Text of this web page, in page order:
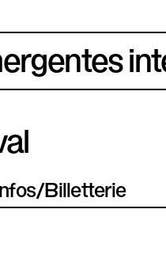
Billetterie